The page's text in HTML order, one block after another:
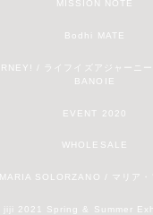
MISSION NOTE
Bodhi MATE
/ ライフイズアジャーニ
BANOIE
EVENT 2020
WHOLESALE
MARIA SOLORZANO / マリア・
jiji 2021 Spring & Summer